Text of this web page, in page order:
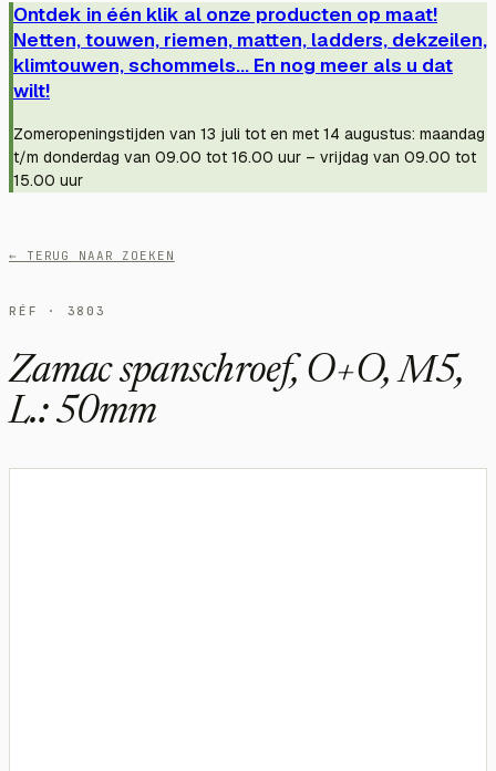
Ontdek in één klik al onze producten op maat!
Netten, touwen, riemen, matten, ladders, dekzeilen,
klimtouwen, schommels... En nog meer als u dat
wilt!
Zomeropeningstijden van 13 juli tot en met 14 augustus: maandag
t/m donderdag van 09.00 tot 16.00 uur – vrijdag van 09.00 tot
15.00 uur
← TERUG NAAR ZOEKEN
RÉF · 3803
Zamac spanschroef, O+O, M5,
L.: 50mm